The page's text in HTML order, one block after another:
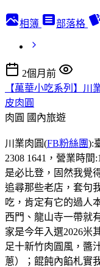
相簿 部落格
2個月前
【萬華小吃系列】川
皮肉圓
肉圓 國內旅遊
川業肉圓(FB粉絲團):
2308 1641，營業時
是必比登，固然我覺
追尋那些老店，套句
吃，肯定有它的過人
西門、龍山寺一帶就
家是今年入選2026米
足十新竹肉圓風，醬
蔥）；餛飩內餡札實